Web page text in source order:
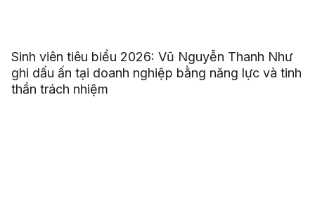
Sinh viên tiêu biểu 2026: Vũ Nguyễn Thanh Như
ghi dấu ấn tại doanh nghiệp bằng năng lực và tinh
thần trách nhiệm